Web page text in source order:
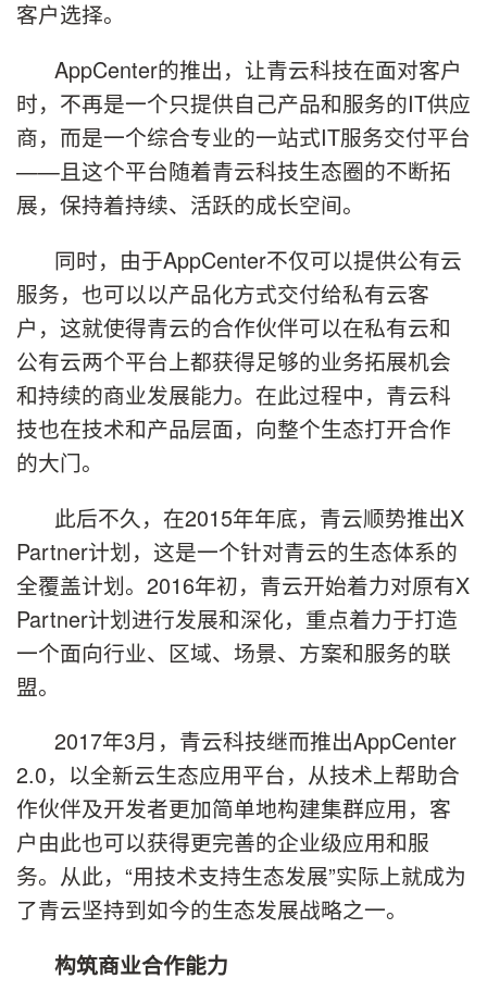
客户选择。
AppCenter的推出，让青云科技在面对客户
时，不再是一个只提供自己产品和服务的IT供应
商，而是一个综合专业的一站式IT服务交付平台
——且这个平台随着青云科技生态圈的不断拓
展，保持着持续、活跃的成长空间。
同时，由于AppCenter不仅可以提供公有云
服务，也可以以产品化方式交付给私有云客
户，这就使得青云的合作伙伴可以在私有云和
公有云两个平台上都获得足够的业务拓展机会
和持续的商业发展能力。在此过程中，青云科
技也在技术和产品层面，向整个生态打开合作
的大门。
此后不久，在2015年年底，青云顺势推出X
Partner计划，这是一个针对青云的生态体系的
全覆盖计划。2016年初，青云开始着力对原有X
Partner计划进行发展和深化，重点着力于打造
一个面向行业、区域、场景、方案和服务的联
盟。
2017年3月，青云科技继而推出AppCenter
2.0，以全新云生态应用平台，从技术上帮助合
作伙伴及开发者更加简单地构建集群应用，客
户由此也可以获得更完善的企业级应用和服
务。从此，“用技术支持生态发展”实际上就成为
了青云坚持到如今的生态发展战略之一。
构筑商业合作能力